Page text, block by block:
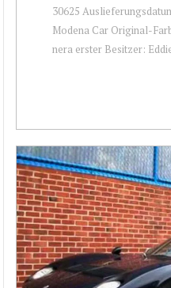
30625
Modena Car Original-
nera erster Besitzer: